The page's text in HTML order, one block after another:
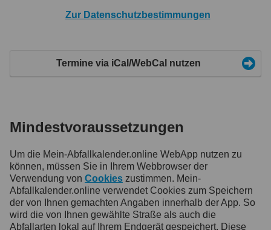
Zur Datenschutzbestimmungen
Termine via iCal/WebCal nutzen
Mindestvoraussetzungen
Um die Mein-Abfallkalender.online WebApp nutzen zu
können, müssen Sie in Ihrem Webbrowser der
Verwendung von Cookies zustimmen. Mein-
Abfallkalender.online verwendet Cookies zum Speichern
der von Ihnen gemachten Angaben innerhalb der App. So
wird die von Ihnen gewählte Straße als auch die
Abfallarten lokal auf Ihrem Endgerät gespeichert. Diese